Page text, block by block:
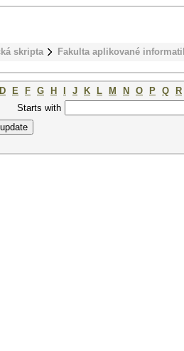
skripta Fakulta aplikované
D E F G H J K L M N O P Q
R
Starts with